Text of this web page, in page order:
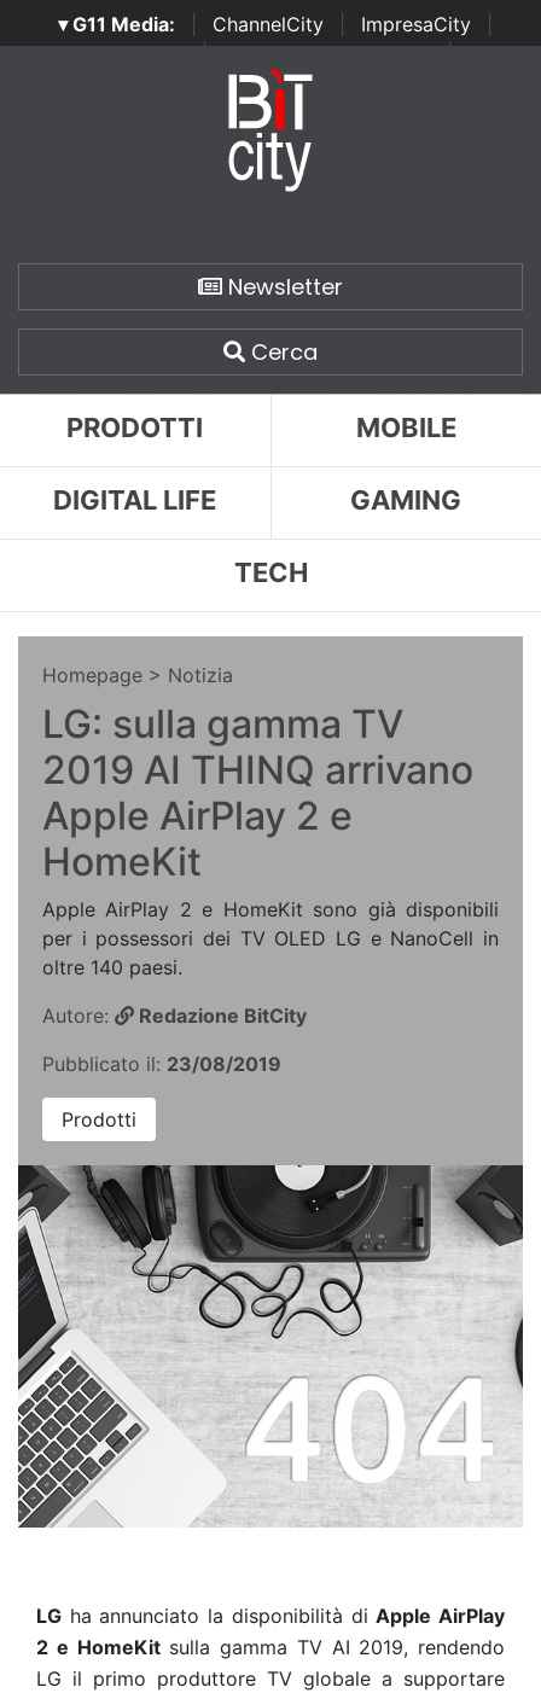
▾ G11 Media: ChannelCity ImpresaCity
SecurityOpenLab | Italian Channel Awards | Italian
Italian Security Awards
Newsletter
Cerca
PRODOTTI MOBILE
DIGITAL LIFE GAMING
TECH
Homepage > Notizia
LG: sulla gamma TV
2019 AI THINQ arrivano
Apple AirPlay 2 e
HomeKit
Apple AirPlay 2 e HomeKit sono già disponibili
per i possessori dei TV OLED LG e NanoCell in
oltre 140 paesi.
Autore:
Redazione BitCity
Pubblicato il: 23/08/2019
Prodotti
LG ha annunciato la disponibilità diApple AirPlay
2 e HomeKitsulla gamma TV AI 2019, rendendo
LG il primo produttore TV globale a supportare